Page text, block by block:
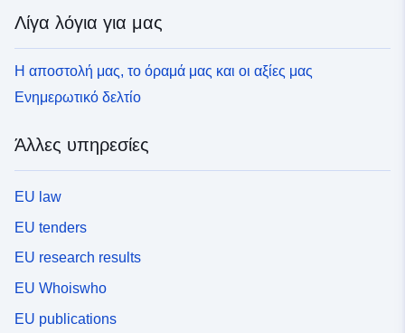
Λίγα λόγια για μας
Η αποστολή μας, το όραμά μας και οι αξίες μας
Ενημερωτικό δελτίο
Άλλες υπηρεσίες
EU law
EU tenders
EU research results
EU Whoiswho
EU publications